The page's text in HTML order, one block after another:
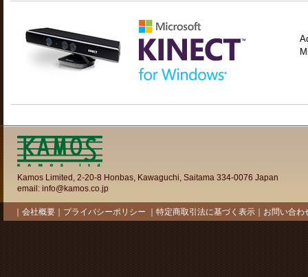
Kamos Limited, 2-20-8 Honbas, Kawaguchi, Saitama 334-0076 Japan
email: info@kamos.co.jp
会社概要 プライバシーポリシー 特定商取引法に基づく表示 お問い合わ